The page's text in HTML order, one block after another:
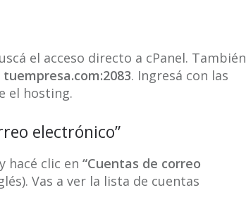
el acceso directo a cPanel. También
tuempresa.com:2083. Ingresá con las
el hosting.
electrónico”
hacé clic en “Cuentas de correo
Vas a ver la lista de cuentas